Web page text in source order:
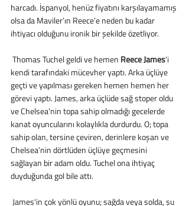
harcadı. İspanyol, henüz fiyatını karşılayamamış
olsa da Maviler’ın Reece’e neden bu kadar
ihtiyacı olduğunu ironik bir şekilde özetliyor.
Thomas Tuchel geldi ve hemen Reece James'i
kendi tarafındaki mücevher yaptı. Arka üçlüye
geçti ve yapılması gereken hemen hemen her
görevi yaptı. James, arka üçlüde sağ stoper oldu
ve Chelsea'nin topa sahip olmadığı gecelerde
kanat oyuncularını kolaylıkla durdurdu. O; topa
sahip olan, tersine çeviren, derinlere koşan ve
Chelsea’nin dörtlüden üçlüye geçmesini
sağlayan bir adam oldu. Tuchel ona ihtiyaç
duyduğunda gol bile attı.